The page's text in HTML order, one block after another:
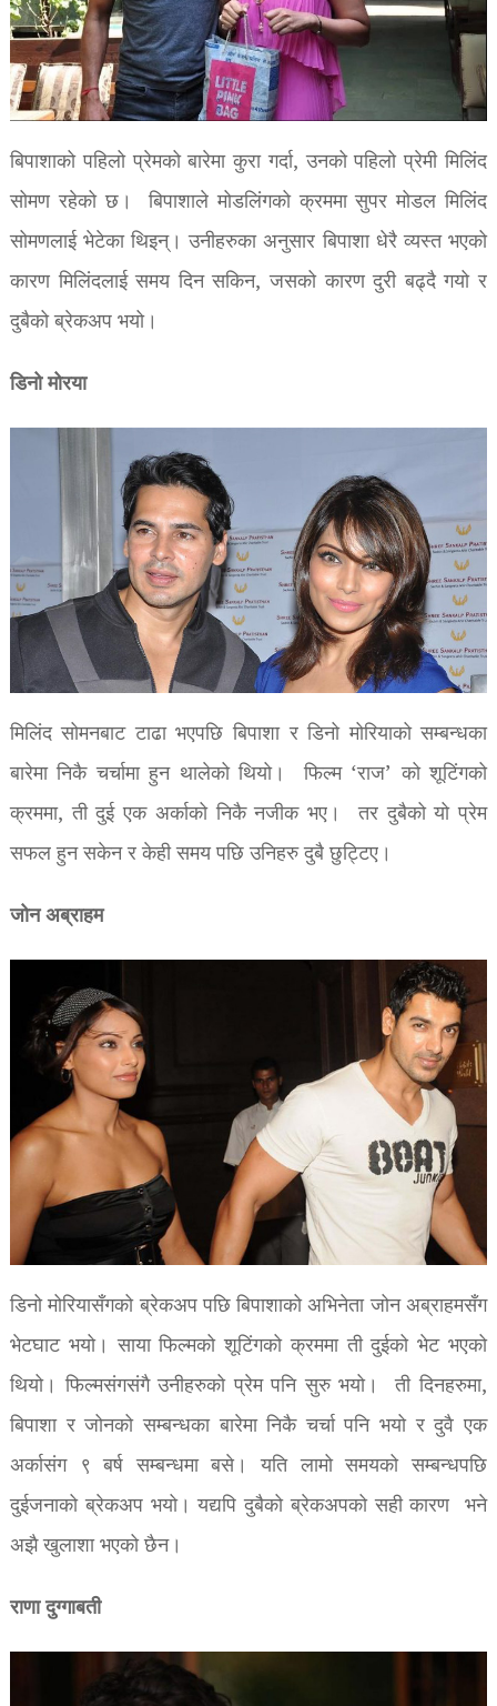
बिपाशाको पहिलो प्रेमको बारेमा कुरा गर्दा, उनको पहिलो प्रेमी मिलिंद
सोमण रहेको छ। बिपाशाले मोडलिंगको क्रममा सुपर मोडल मिलिंद
सोमणलाई भेटेका थिइन्। उनीहरुका अनुसार बिपाशा धेरै व्यस्त भएको
कारण मिलिंदलाई समय दिन सकिन, जसको कारण दुरी बढ्दै गयो र
दुबैको ब्रेकअप भयो।
डिनो मोरया
मिलिंद सोमनबाट टाढा भएपछि बिपाशा र डिनो मोरियाको सम्बन्धका
बारेमा निकै चर्चामा हुन थालेको थियो। फिल्म ‘राज’ को शूटिंगको
क्रममा, ती दुई एक अर्काको निकै नजीक भए। तर दुबैको यो प्रेम
सफल हुन सकेन र केही समय पछि उनिहरु दुबै छुट्टिए।
जोन अब्राहम
डिनो मोरियासँगको ब्रेकअप पछि बिपाशाको अभिनेता जोन अब्राहमसँग
भेटघाट भयो। साया फिल्मको शूटिंगको क्रममा ती दुईको भेट भएको
थियो। फिल्मसंगसंगै उनीहरुको प्रेम पनि सुरु भयो। ती दिनहरुमा,
बिपाशा र जोनको सम्बन्धका बारेमा निकै चर्चा पनि भयो र दुवै एक
अर्कासंग ९ बर्ष सम्बन्धमा बसे। यति लामो समयको सम्बन्धपछि
दुईजनाको ब्रेकअप भयो। यद्यपि दुबैको ब्रेकअपको सही कारण भने
अझै खुलाशा भएको छैन।
राणा दुग्गाबती